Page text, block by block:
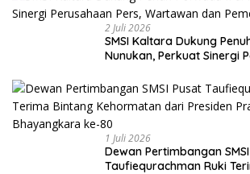
2 Juli 2026
SMSI Kaltara Dukung
Nunukan, Perkuat Sinergi
1 Juli 2026
Dewan Pertimbangan
Taufiequrachman Ruki